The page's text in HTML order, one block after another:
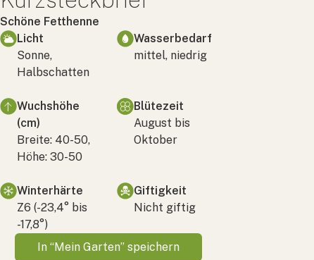
Schöne Fetthenne
Licht
Sonne,
Halbschatten
Wasserbedarf
mittel, niedrig
Wuchshöhe
(cm)
Breite: 40-50,
Höhe: 30-50
Blütezeit
August bis
Oktober
Winterhärte
Z6 (-23,4° bis
-17,8°)
Giftigkeit
Nicht giftig
In “Mein Garten” speichern